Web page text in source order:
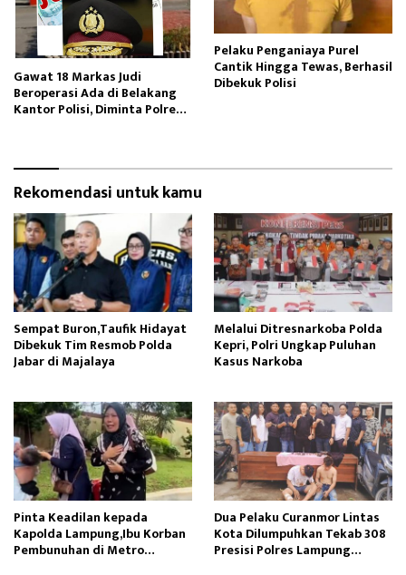
Gawat 18 Markas Judi
Beroperasi Ada di Belakang
Kantor Polisi, Diminta Polres
Pelaku Penganiaya Purel
Cantik Hingga Tewas, Berhasil
Dibekuk Polisi
Rekomendasi untuk kamu
Sempat Buron,Taufik Hidayat
Dibekuk Tim Resmob Polda
Jabar di Majalaya
Melalui Ditresnarkoba Polda
Kepri, Polri Ungkap Puluhan
Kasus Narkoba
Pinta Keadilan kepada
Kapolda Lampung,Ibu Korban
Pembunuhan di Metro
Dua Pelaku Curanmor Lintas
Kota Dilumpuhkan Tekab 308
Presisi Polres Lampung